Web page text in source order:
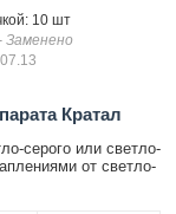
10 шт
Заменено
Кратал
серого или светло-
от светло-